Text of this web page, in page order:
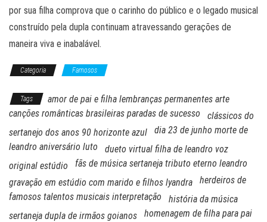
por sua filha comprova que o carinho do público e o legado musical
construído pela dupla continuam atravessando gerações de
maneira viva e inabalável.
Categoria Famosos
Tags
amor de pai e filha lembranças permanentes arte
canções românticas brasileiras paradas de sucesso
clássicos do
sertanejo dos anos 90 horizonte azul
dia 23 de junho morte de
leandro aniversário luto
dueto virtual filha de leandro voz
original estúdio
fãs de música sertaneja tributo eterno leandro
gravação em estúdio com marido e filhos lyandra
herdeiros de
famosos talentos musicais interpretação
história da música
sertaneja dupla de irmãos goianos
homenagem de filha para pai